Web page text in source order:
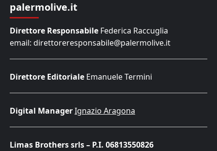
palermolive.it
Direttore Responsabile Federica Raccuglia
email: direttoreresponsabile@palermolive.it
Direttore Editoriale Emanuele Termini
Digital ManagerIgnazio Aragona
Limas Brothers srls – P.I. 06813550826